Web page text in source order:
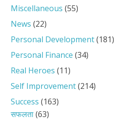
Miscellaneous (55)
News (22)
Personal Development(181)
Personal Finance (34)
Real Heroes (11)
Self Improvement(214)
Success (163)
सफलता(63)